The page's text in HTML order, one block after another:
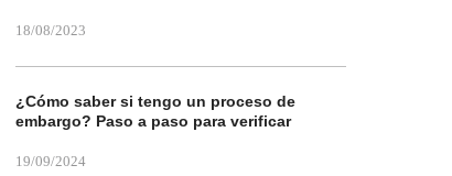
18/08/2023
¿Cómo saber si tengo un proceso de
embargo? Paso a paso para verificar
19/09/2024